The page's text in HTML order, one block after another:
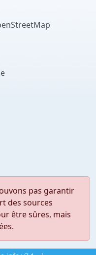
pas garantir
des sources
être sûres, mais